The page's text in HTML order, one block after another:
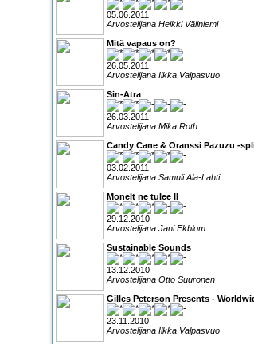
05.06.2011
Arvostelijana Heikki Väliniemi
Mitä vapaus on?
26.05.2011
Arvostelijana Ilkka Valpasvuo
Sin-Atra
26.03.2011
Arvostelijana Mika Roth
Candy Cane & Oranssi Pazuzu -
03.02.2011
Arvostelijana Samuli Ala-Lahti
Monelt ne tulee II
29.12.2010
Arvostelijana Jani Ekblom
Sustainable Sounds
13.12.2010
Arvostelijana Otto Suuronen
Gilles Peterson Presents -
23.11.2010
Arvostelijana Ilkka Valpasvuo